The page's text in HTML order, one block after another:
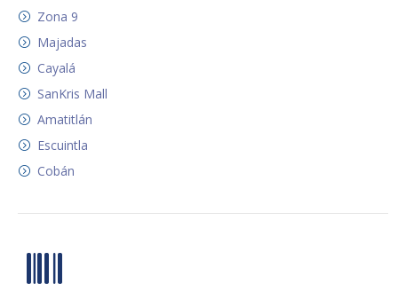
Zona 9
Majadas
Cayalá
SanKris Mall
Amatitlán
Escuintla
Cobán